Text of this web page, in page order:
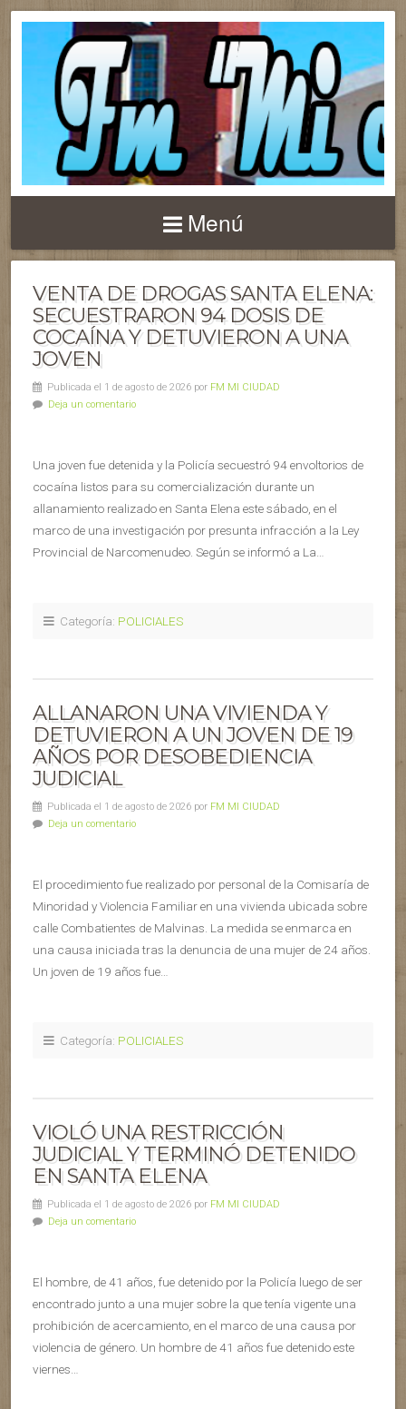
Menú
VENTA DE DROGAS SANTA ELENA:
SECUESTRARON 94 DOSIS DE
COCAÍNA Y DETUVIERON A UNA
JOVEN
Publicada el 1 de agosto de 2026 por FM MI CIUDAD
Deja un comentario
Una joven fue detenida y la Policía secuestró 94 envoltorios de
cocaína listos para su comercialización durante un
allanamiento realizado en Santa Elena este sábado, en el
marco de una investigación por presunta infracción a la Ley
Provincial de Narcomenudeo. Según se informó a La…
Categoría: POLICIALES
ALLANARON UNA VIVIENDA Y
DETUVIERON A UN JOVEN DE 19
AÑOS POR DESOBEDIENCIA
JUDICIAL
Publicada el 1 de agosto de 2026 por FM MI CIUDAD
Deja un comentario
El procedimiento fue realizado por personal de la Comisaría de
Minoridad y Violencia Familiar en una vivienda ubicada sobre
calle Combatientes de Malvinas. La medida se enmarca en
una causa iniciada tras la denuncia de una mujer de 24 años.
Un joven de 19 años fue…
Categoría: POLICIALES
VIOLÓ UNA RESTRICCIÓN
JUDICIAL Y TERMINÓ DETENIDO
EN SANTA ELENA
Publicada el 1 de agosto de 2026 por FM MI CIUDAD
Deja un comentario
El hombre, de 41 años, fue detenido por la Policía luego de ser
encontrado junto a una mujer sobre la que tenía vigente una
prohibición de acercamiento, en el marco de una causa por
violencia de género. Un hombre de 41 años fue detenido este
viernes…